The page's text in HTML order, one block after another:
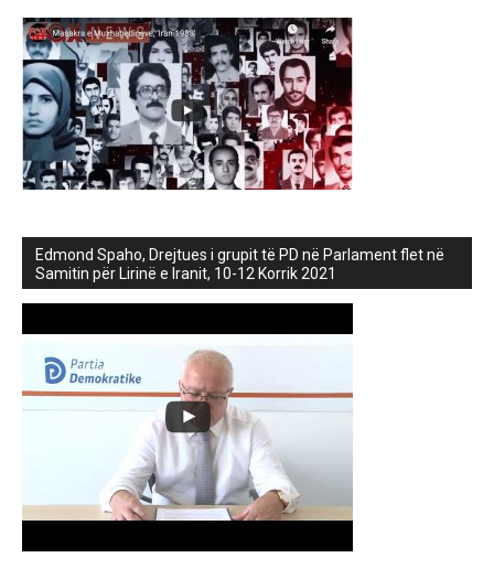
Edmond Spaho, Drejtues i grupit të PD në Parlament flet në
Samitin për Lirinë e Iranit, 10-12 Korrik 2021